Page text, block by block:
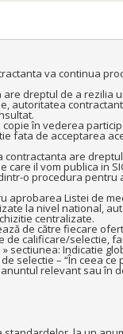
va continua
dreptul de a rezilia
autoritatea
în vederea
fata de acceptarea
are
il vom publica in
o procedura pentru
aprobarea Listei de
la nivel national,
centralizate.
de către fiecare
de calificare/selectie,
sectiunea: Indicatie
selectie – “În ceea
relevant sau în